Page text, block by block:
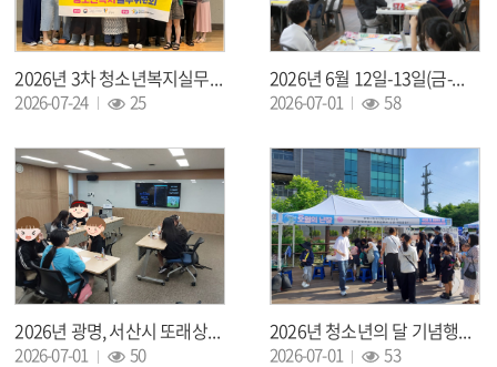
2026년 3차 청소년복지실무위원회 개최!!
2026-07-24 25
2026년 6월 12일-13일(금-토) 광명시, 서산시 지역교류 활동 운영
2026-07-01 58
2026년 광명, 서산시 또래상담 지역교류 오리엔테이션 진행
2026-07-01 50
2026년 청소년의 달 기념행사 "오월의 난장" 또래상담 부스 운영
2026-07-01 53